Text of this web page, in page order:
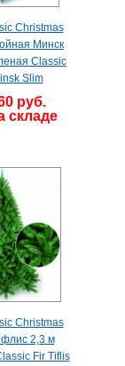
Christmas
Минск
Classic
Slim
руб.
складе
Christmas
2,3 м
Fir Tiflis